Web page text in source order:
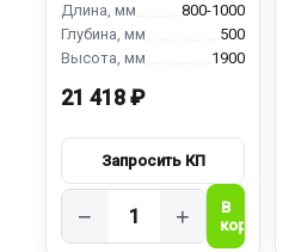
800-1000
500
1900
21 418 ₽
− +